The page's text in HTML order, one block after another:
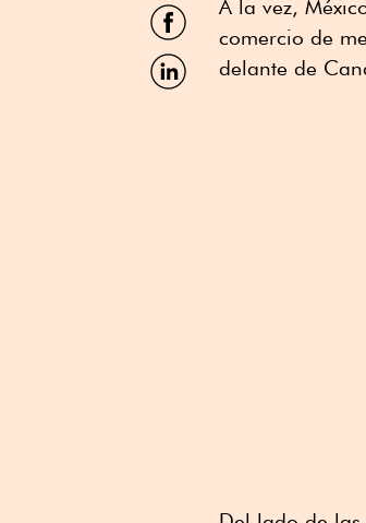
Twitter
Compartir
por
Facebook
Compartir
por
A la vez,
comercio de
delante de